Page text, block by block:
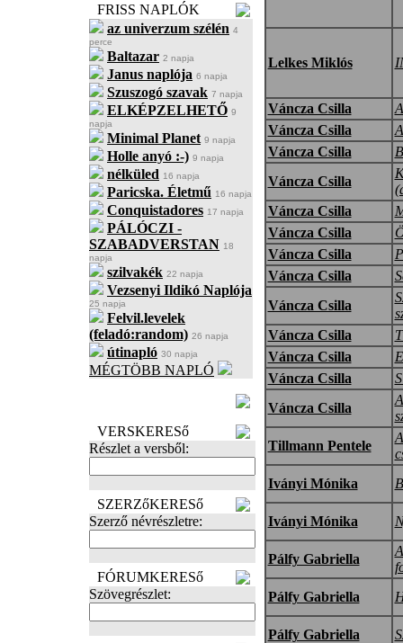
FRISS NAPLÓK
az univerzum szélén 4
perce
Baltazar 2 napja
Janus naplója 6 napja
Szuszogó szavak 7 napja
ELKÉPZELHETŐ 9
napja
Minimal Planet 9 napja
Holle anyó :-) 9 napja
nélküled 16 napja
Paricska. Életmű 16 napja
Conquistadores 17 napja
PÁLÓCZI -
SZABADVERSTAN 18
napja
szilvakék 22 napja
Vezsenyi Ildikó Naplója
25 napja
Felvil.levelek
(feladó:random) 26 napja
útinapló 30 napja
MÉGTÖBB NAPLÓ
VERSKERESő
Részlet a versből:
SZERZőKERESő
Szerző névrészletre:
FÓRUMKERESő
Szövegrészlet:
Lelkes Miklós
Váncza Csilla
Váncza Csilla
Váncza Csilla
Váncza Csilla
Váncza Csilla
Váncza Csilla
Váncza Csilla
Váncza Csilla
Váncza Csilla
Váncza Csilla
Váncza Csilla
Váncza Csilla
Váncza Csilla
Tillmann Pentele
Iványi Mónika
Iványi Mónika
Pálfy Gabriella
Pálfy Gabriella
Pálfy Gabriella